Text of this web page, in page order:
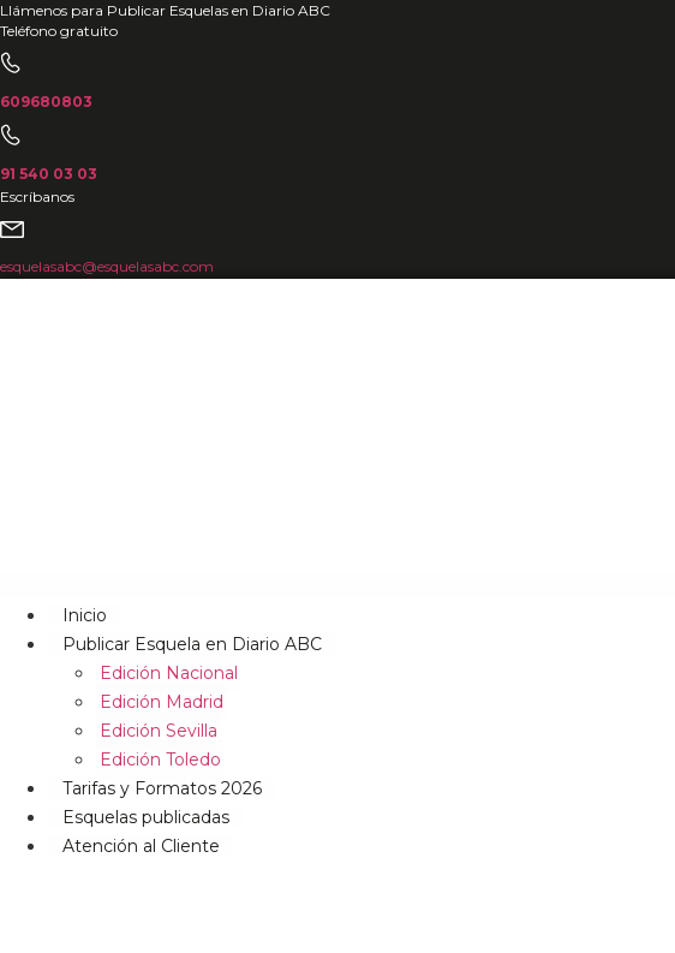
Ir
al
contenido
Llámenos para Publicar Esquelas en Diario ABC
Teléfono gratuito
609680803
91 540 03 03
Escríbanos
esquelasabc@esquelasabc.com
Inicio
Publicar Esquela en Diario ABC
Edición Nacional
Edición Madrid
Edición Sevilla
Edición Toledo
Tarifas y Formatos 2026
Esquelas publicadas
Atención al Cliente